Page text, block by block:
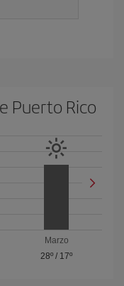
Puerto Rico
Marzo
28º / 17º